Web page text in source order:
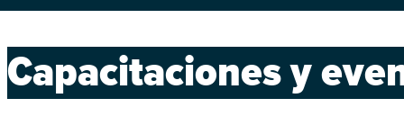
Capacitaciones y